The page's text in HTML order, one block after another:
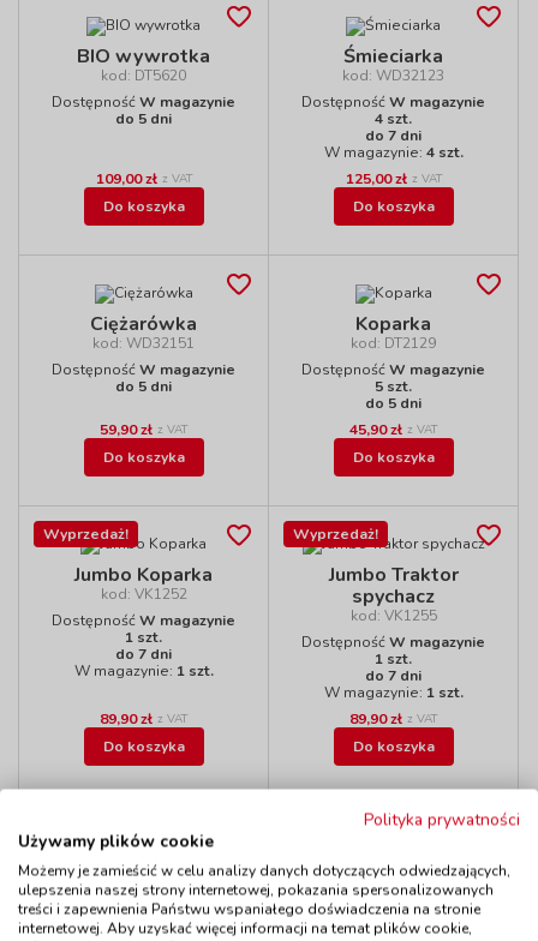
BIO wywrotka
kod: DT5620
DostępnośćW magazynie
do 5 dni
109,00 zł z VAT
Do koszyka
Śmieciarka
kod: WD32123
DostępnośćW magazynie
4 szt.
do 7 dni
W magazynie: 4 szt.
125,00 zł z VAT
Do koszyka
Ciężarówka
kod: WD32151
DostępnośćW magazynie
do 5 dni
59,90 zł z VAT
Do koszyka
Koparka
kod: DT2129
DostępnośćW magazynie
5 szt.
do 5 dni
45,90 zł z VAT
Do koszyka
Wyprzedaż!
Jumbo Koparka
kod: VK1252
DostępnośćW magazynie
1 szt.
do 7 dni
W magazynie: 1 szt.
89,90 zł z VAT
Do koszyka
Wyprzedaż!
Jumbo Traktor
spychacz
kod: VK1255
DostępnośćW magazynie
1 szt.
do 7 dni
W magazynie: 1 szt.
89,90 zł z VAT
Do koszyka
Motor 2
kod: VT8947
DostępnośćW magazynie
2 szt.
Radiowóz
kod: VT37091
DostępnośćW magazynie
3 szt.
Polityka prywatności
Używamy plików cookie
Możemy je zamieścić w celu analizy danych dotyczących odwiedzających,
ulepszenia naszej strony internetowej, pokazania spersonalizowanych
treści i zapewnienia Państwu wspaniałego doświadczenia na stronie
internetowej. Aby uzyskać więcej informacji na temat plików cookie,